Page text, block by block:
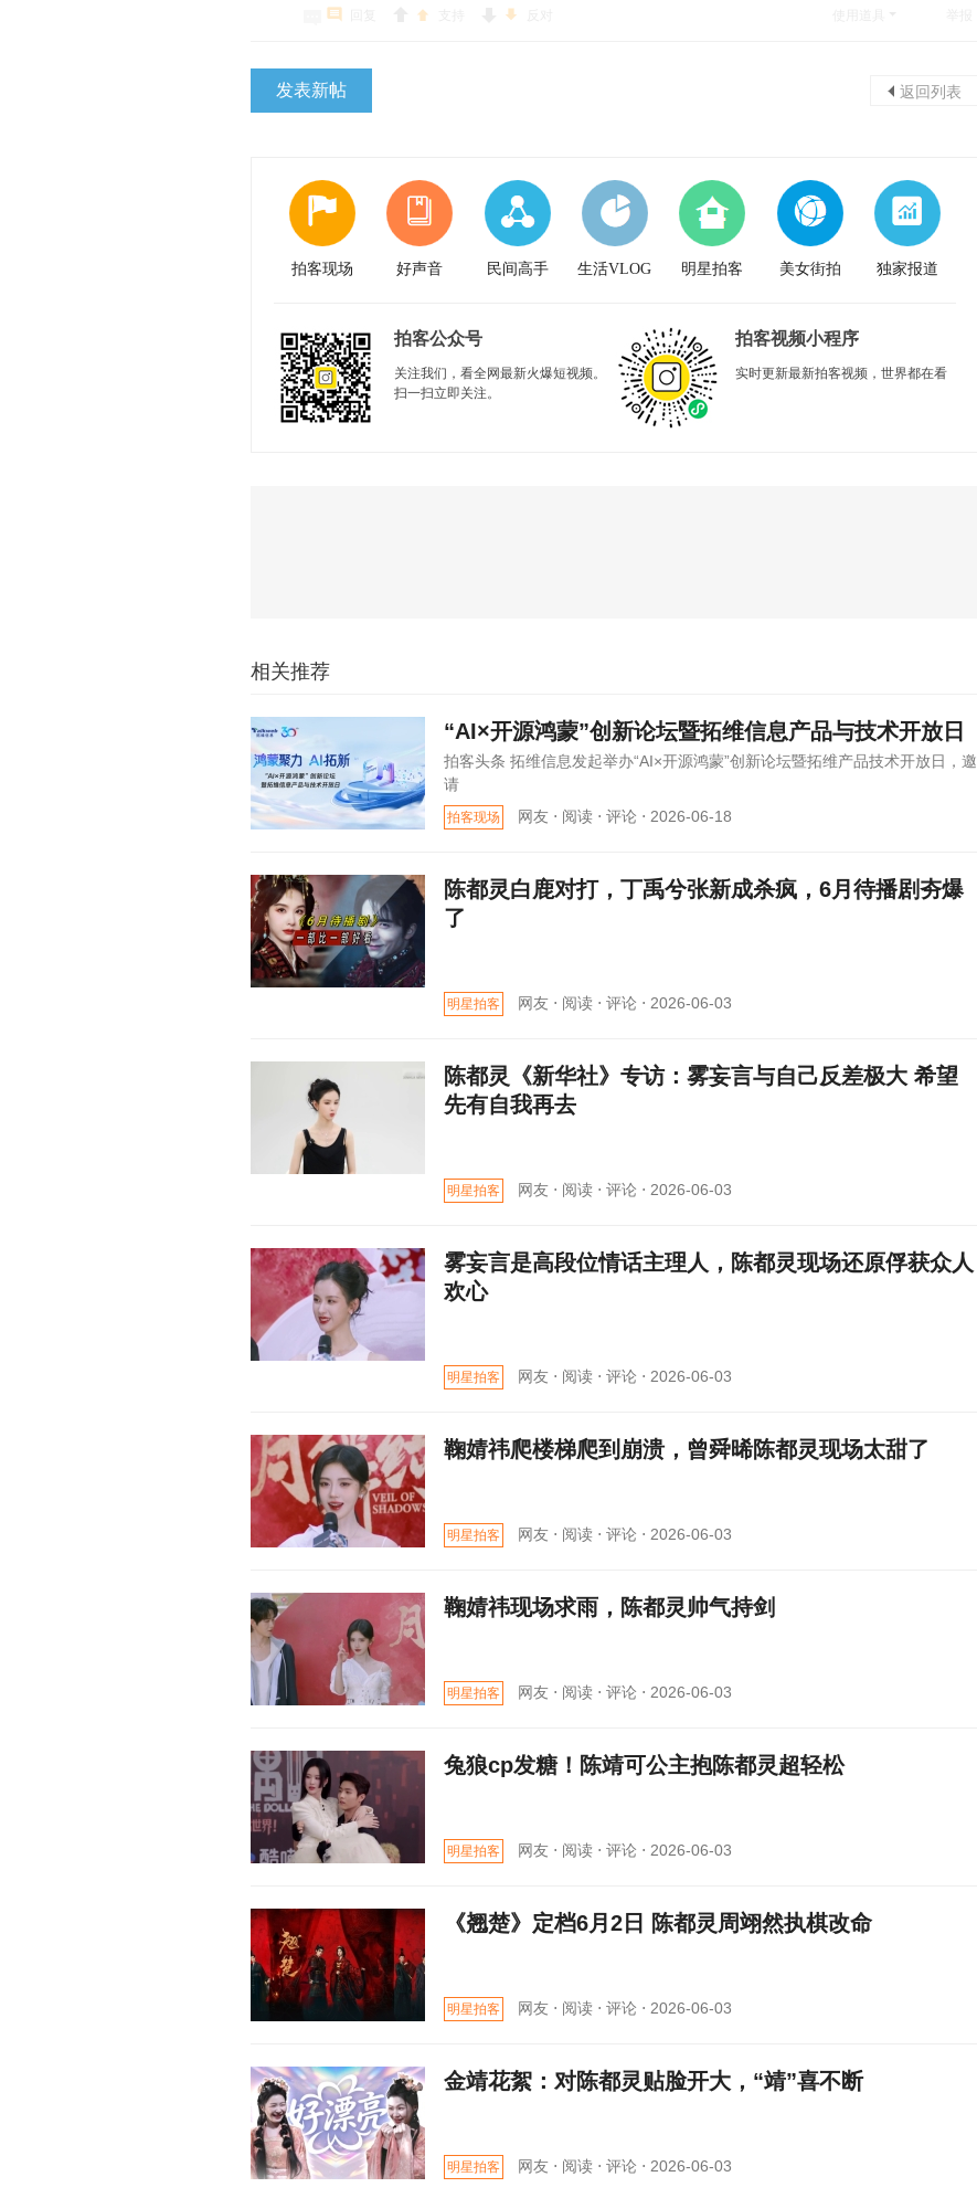
发表新帖 返回列表
拍客现场 好声音 民间高手 生活VLOG 明星拍客 美女街拍 独家报道
拍客公众号
关注我们，看全网最新火爆短视频。
扫一扫立即关注。
拍客视频小程序
实时更新最新拍客视频，世界都在看
相关推荐
“AI×开源鸿蒙”创新论坛暨拓维信息产品与技术开放日
拍客头条 拓维信息发起举办“AI×开源鸿蒙”创新论坛暨拓维产品技术开放日，邀
请
拍客现场 网友 ⋅ 阅读 ⋅ 评论 ⋅ 2026-06-18
陈都灵白鹿对打，丁禹兮张新成杀疯，6月待播剧夯爆
了
明星拍客 网友 ⋅ 阅读 ⋅ 评论 ⋅ 2026-06-03
陈都灵《新华社》专访：雾妄言与自己反差极大 希望
先有自我再去
明星拍客 网友 ⋅ 阅读 ⋅ 评论 ⋅ 2026-06-03
雾妄言是高段位情话主理人，陈都灵现场还原俘获众人
欢心
明星拍客 网友 ⋅ 阅读 ⋅ 评论 ⋅ 2026-06-03
鞠婧祎爬楼梯爬到崩溃，曾舜晞陈都灵现场太甜了
明星拍客 网友 ⋅ 阅读 ⋅ 评论 ⋅ 2026-06-03
鞠婧祎现场求雨，陈都灵帅气持剑
明星拍客 网友 ⋅ 阅读 ⋅ 评论 ⋅ 2026-06-03
兔狼cp发糖！陈靖可公主抱陈都灵超轻松
明星拍客 网友 ⋅ 阅读 ⋅ 评论 ⋅ 2026-06-03
《翘楚》定档6月2日 陈都灵周翊然执棋改命
明星拍客 网友 ⋅ 阅读 ⋅ 评论 ⋅ 2026-06-03
金靖花絮：对陈都灵贴脸开大，“靖”喜不断
明星拍客 网友 ⋅ 阅读 ⋅ 评论 ⋅ 2026-06-03